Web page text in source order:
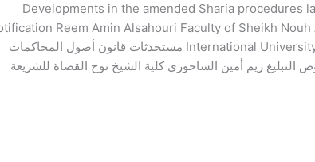
Developments in the amended Sharia procedures
Reem Amin Alsahouri Faculty of Sheikh Nouh
International University of Islamic Sciences || Jordan مستحدثات قانون أصول المحاكمات
المعدل لسنة 2016 بخصوص التبليغ ريم أمين الساحوري كلية الشيخ نوح القضاة للشريعة